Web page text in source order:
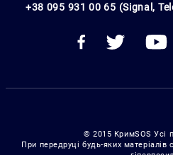
+38 095 931 00 65 (Signal,
© 2015 КримSOS Усі
При передруці будь-яких матеріалів